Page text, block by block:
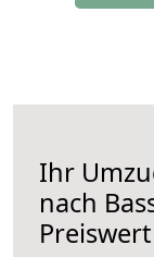
Ihr
nach
Preiswert